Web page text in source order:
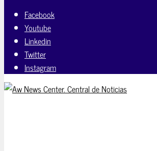
Facebook
Youtube
Linkedin
Twitter
Instagram